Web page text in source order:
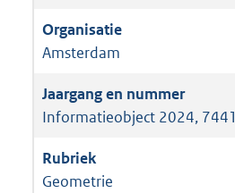
Amsterdam
Informatieobject 2024, 7441
Geometrie